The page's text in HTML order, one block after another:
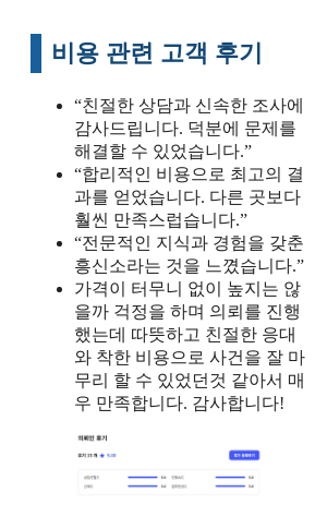
비용 관련 고객 후기
“친절한 상담과 신속한 조사에
감사드립니다. 덕분에 문제를
해결할 수 있었습니다.”
“합리적인 비용으로 최고의 결
과를 얻었습니다. 다른 곳보다
훨씬 만족스럽습니다.”
“전문적인 지식과 경험을 갖춘
흥신소라는 것을 느꼈습니다.”
가격이 터무니 없이 높지는 않
을까 걱정을 하며 의뢰를 진행
했는데 따뜻하고 친절한 응대
와 착한 비용으로 사건을 잘 마
무리 할 수 있었던것 같아서 매
우 만족합니다. 감사합니다!